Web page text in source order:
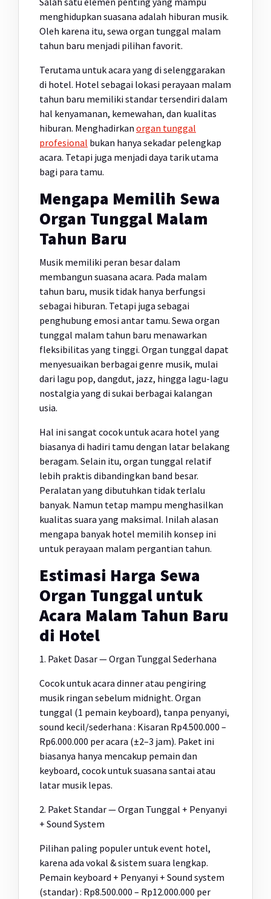
menghidupkan suasana adalah hiburan musik.
Oleh karena itu, sewa organ tunggal malam
tahun baru menjadi pilihan favorit.
Terutama untuk acara yang di selenggarakan
di hotel. Hotel sebagai lokasi perayaan malam
tahun baru memiliki standar tersendiri dalam
hal kenyamanan, kemewahan, dan kualitas
hiburan. Menghadirkan organ tunggal
profesional bukan hanya sekadar pelengkap
acara. Tetapi juga menjadi daya tarik utama
bagi para tamu.
Mengapa Memilih Sewa
Organ Tunggal Malam
Tahun Baru
Musik memiliki peran besar dalam
membangun suasana acara. Pada malam
tahun baru, musik tidak hanya berfungsi
sebagai hiburan. Tetapi juga sebagai
penghubung emosi antar tamu. Sewa organ
tunggal malam tahun baru menawarkan
fleksibilitas yang tinggi. Organ tunggal dapat
menyesuaikan berbagai genre musik, mulai
dari lagu pop, dangdut, jazz, hingga lagu-lagu
nostalgia yang di sukai berbagai kalangan
usia.
Hal ini sangat cocok untuk acara hotel yang
biasanya di hadiri tamu dengan latar belakang
beragam. Selain itu, organ tunggal relatif
lebih praktis dibandingkan band besar.
Peralatan yang dibutuhkan tidak terlalu
banyak. Namun tetap mampu menghasilkan
kualitas suara yang maksimal. Inilah alasan
mengapa banyak hotel memilih konsep ini
untuk perayaan malam pergantian tahun.
Estimasi Harga Sewa
Organ Tunggal untuk
Acara Malam Tahun Baru
di Hotel
1. Paket Dasar — Organ Tunggal Sederhana
Cocok untuk acara dinner atau pengiring
musik ringan sebelum midnight. Organ
tunggal (1 pemain keyboard), tanpa penyanyi,
sound kecil/sederhana : Kisaran Rp4.500.000 –
Rp6.000.000 per acara (±2–3 jam). Paket ini
biasanya hanya mencakup pemain dan
keyboard, cocok untuk suasana santai atau
latar musik lepas.
2. Paket Standar — Organ Tunggal + Penyanyi
+ Sound System
Pilihan paling populer untuk event hotel,
karena ada vokal & sistem suara lengkap.
Pemain keyboard + Penyanyi + Sound system
(standar) : Rp8.500.000 – Rp12.000.000 per